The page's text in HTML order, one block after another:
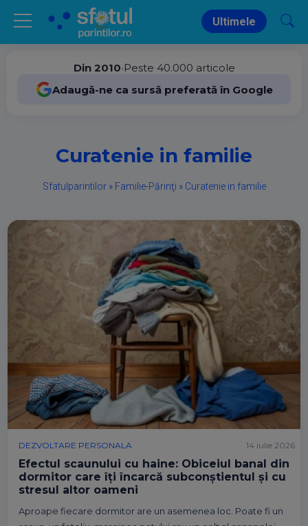
Ultimele
Din 2010•Peste 40.000 articole
Adaugă-ne ca sursă preferată în Google
Curatenie in familie
Sfatulparintilor» Familie-Părinţi » Curatenie in familie
DEZVOLTARE PERSONALA
Efectul scaunului cu haine: Obiceiul banal din
dormitor care îți încarcă subconștientul și cu
stresul altor oameni
Aproape fiecare dormitor are un asemenea loc. Poate fi un
14 iulie 2026